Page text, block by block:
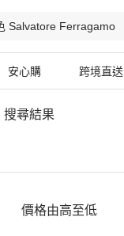
安心購 跨境直送
搜尋結果
價格由高至低